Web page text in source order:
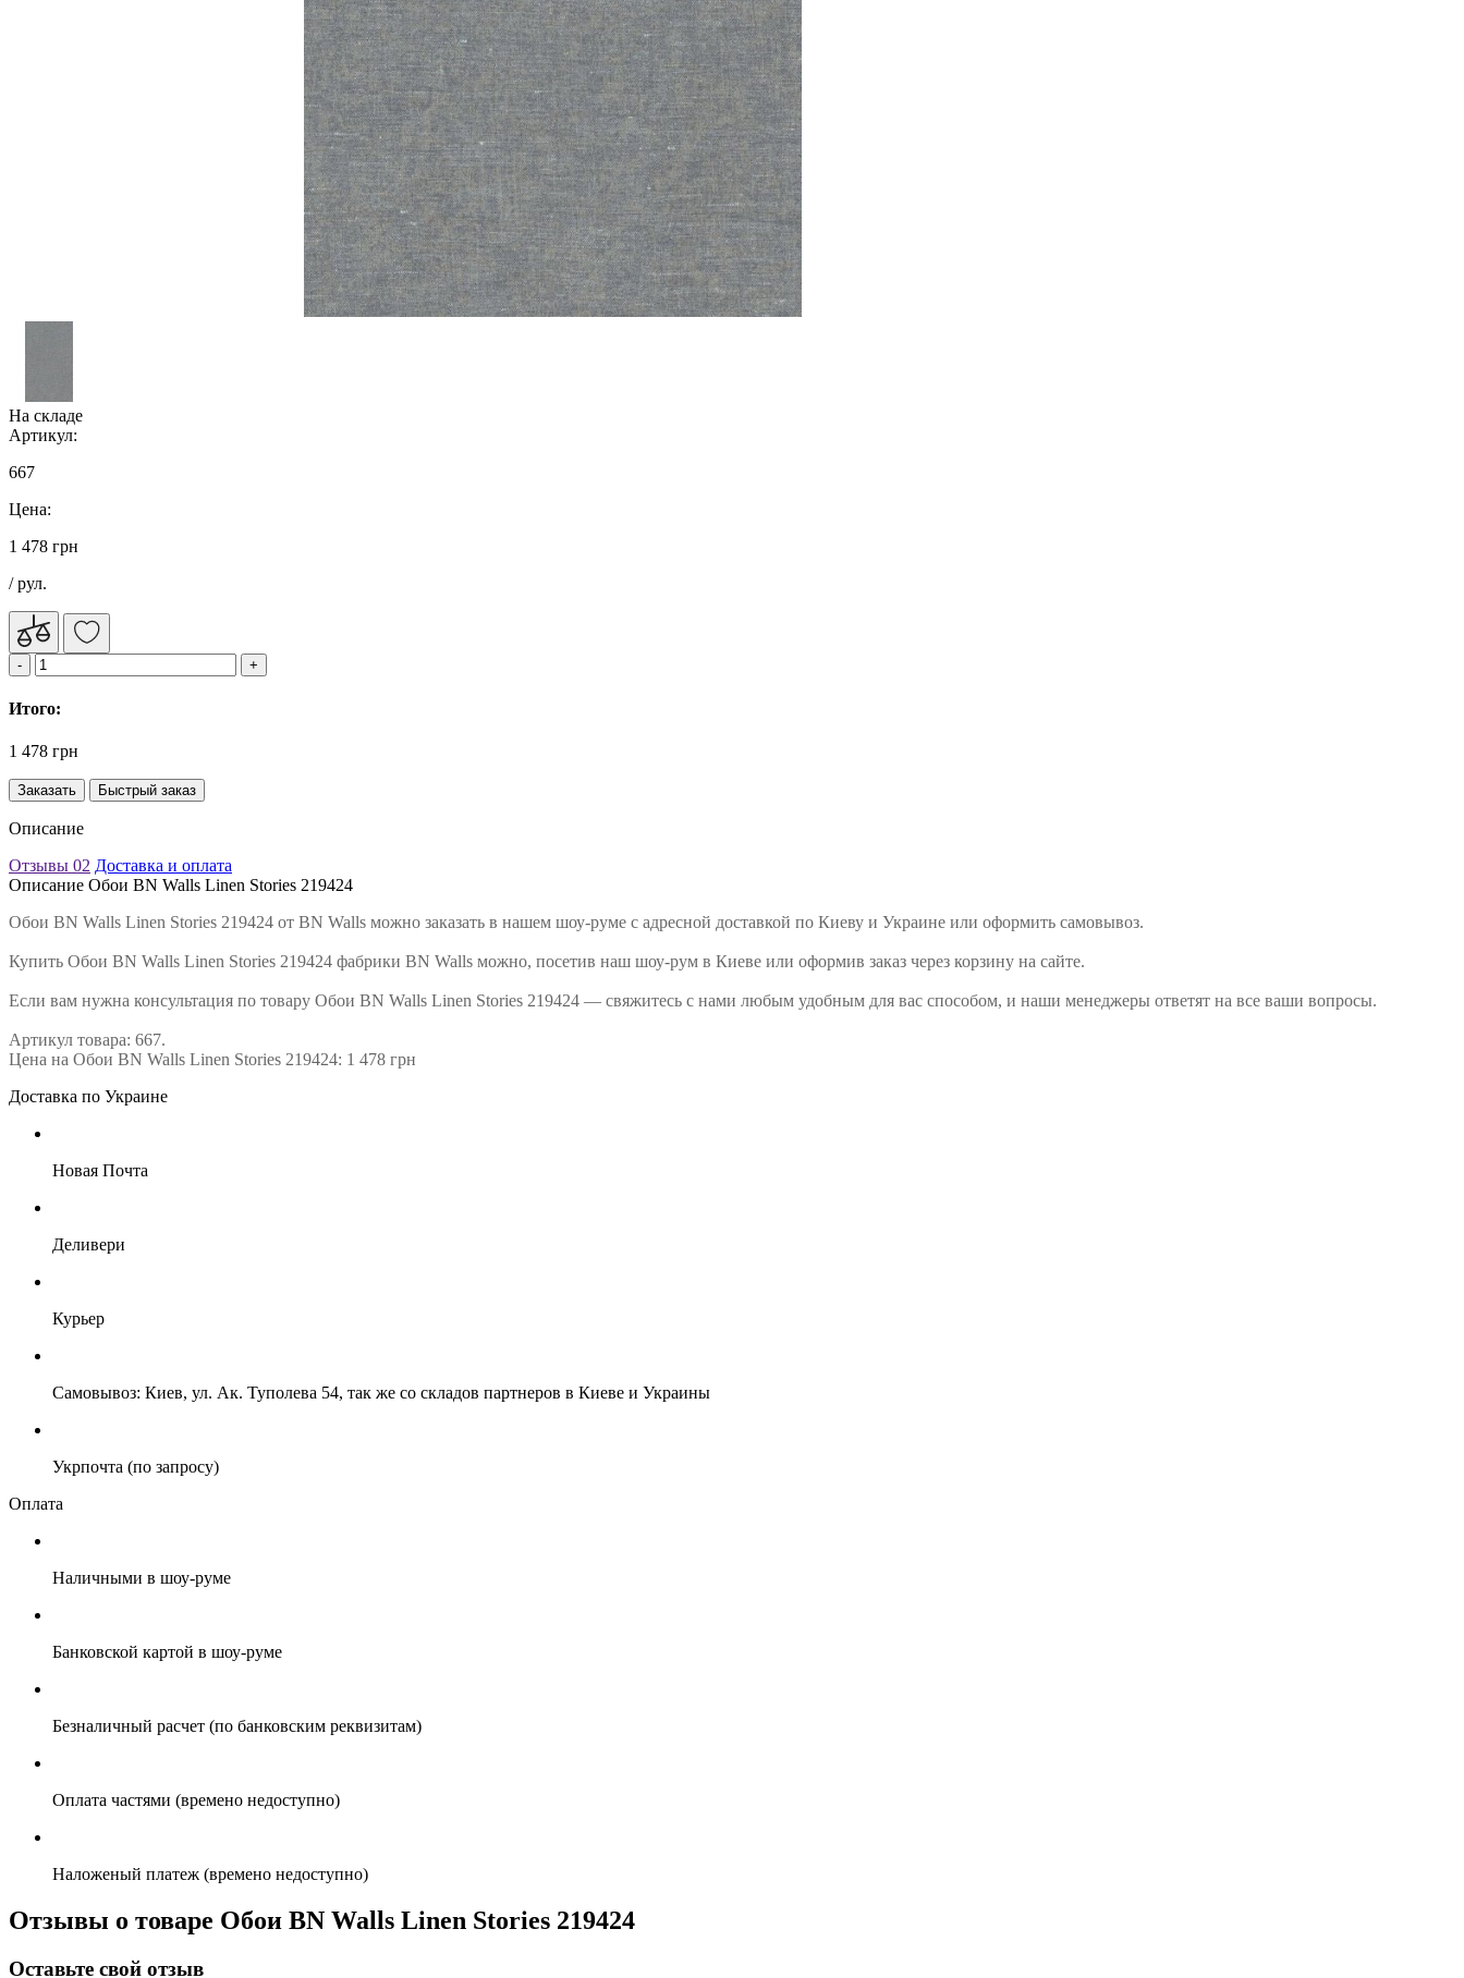
На складе
Артикул:
667
Цена:
1 478 грн
/ рул.
Итого:
1 478 грн
Заказать Быстрый заказ
Описание
Отзывы 02 Доставка и оплата
Описание Обои BN Walls Linen Stories 219424
Обои BN Walls Linen Stories 219424 от BN Walls можно заказать в нашем шоу-руме с адресной доставкой по Киеву и Украине или оформить самовывоз.
Купить Обои BN Walls Linen Stories 219424 фабрики BN Walls можно, посетив наш шоу-рум в Киеве или оформив заказ через корзину на сайте.
Если вам нужна консультация по товару Обои BN Walls Linen Stories 219424 — свяжитесь с нами любым удобным для вас способом, и наши менеджеры ответят на все ваши вопросы.
Артикул товара: 667.
Цена на Обои BN Walls Linen Stories 219424: 1 478 грн
Доставка по Украине
Новая Почта
Деливери
Курьер
Самовывоз: Киев, ул. Ак. Туполева 54, так же со складов партнеров в Киеве и Украины
Укрпочта (по запросу)
Оплата
Наличными в шоу-руме
Банковской картой в шоу-руме
Безналичный расчет (по банковским реквизитам)
Оплата частями (времено недоступно)
Наложеный платеж (времено недоступно)
Отзывы о товаре Обои BN Walls Linen Stories 219424
Оставьте свой отзыв